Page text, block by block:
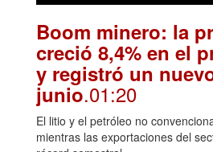
Boom minero: la
creció 8,4% en el
y registró un
junio.01:20
El litio y el petróleo no
mientras las exportaciones del